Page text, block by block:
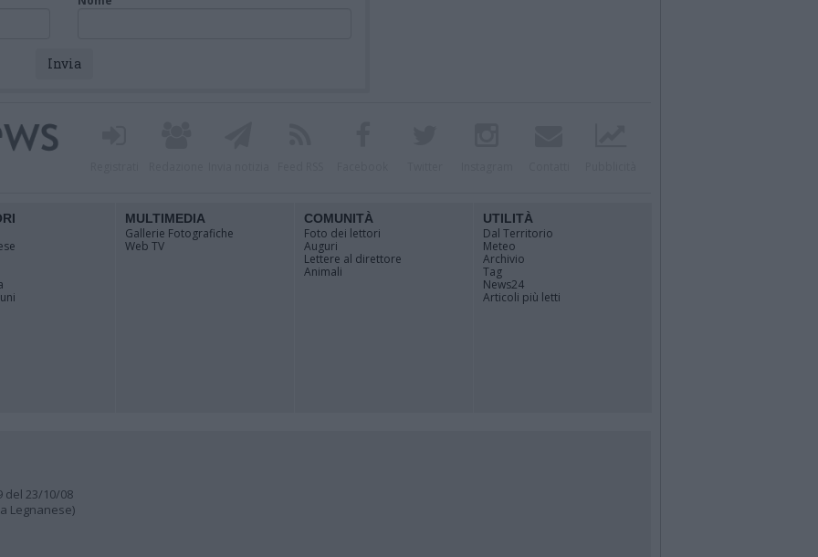
MULTIMEDIA
Gallerie Fotografiche
Web TV
COMUNITÀ
Foto dei lettori
Auguri
Lettere al direttore
Animali
UTILITÀ
Dal Territorio
Meteo
Archivio
Tag
News24
Articoli più letti
del 23/10/08
Legnanese)